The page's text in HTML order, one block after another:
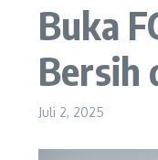
Buka
Bersih
Juli 2, 2025